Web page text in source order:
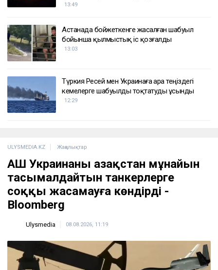
13:49
Астанада бойжеткенге жасалған шабуыл
бойынша қылмыстық іс қозғалды
13:03
Түркия Ресей мен Украинаға Қара теңіздегі
кемелерге шабуылды тоқтатуды ұсынды
12:29
ULYSMEDIA.KZ Жаңалықтар
АҚШ Украинаны Қазақстан мұнайын
тасымалдайтын танкерлерге
соққы жасамауға көндірді -
Bloomberg
Ulysmedia 08.08.2026, 11:19